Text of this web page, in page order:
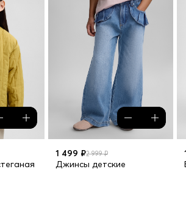
1 499 ₽2 999 ₽
Джинсы детские